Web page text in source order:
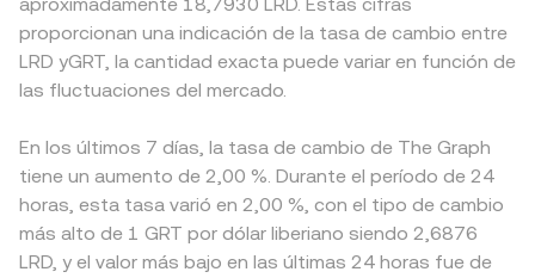
proporcionan una indicación de la tasa de cambio entre
LRD yGRT, la cantidad exacta puede variar en función de
las fluctuaciones del mercado.
En los últimos 7 días, la tasa de cambio de The Graph
tiene un aumento de 2,00 %. Durante el período de 24
horas, esta tasa varió en 2,00 %, con el tipo de cambio
más alto de 1 GRT por dólar liberiano siendo 2,6876
LRD, y el valor más bajo en las últimas 24 horas fue de